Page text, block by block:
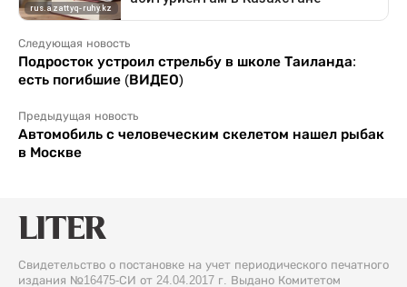
Следующая новость
Подросток устроил стрельбу в школе Таиланда:
есть погибшие (ВИДЕО)
Предыдущая новость
Автомобиль с человеческим скелетом нашел рыбак
в Москве
Свидетельство о постановке на учет периодического печатного
издания №16475-СИ от 24.04.2017 г. Выдано Комитетом